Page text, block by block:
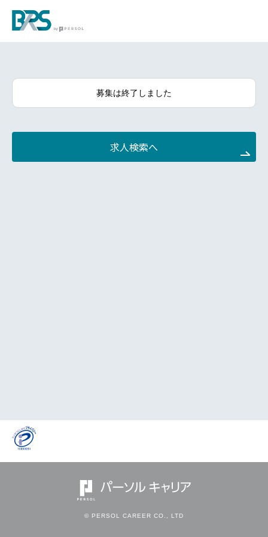
募集は終了しました
求人検索へ
© PERSOL CAREER CO., LTD